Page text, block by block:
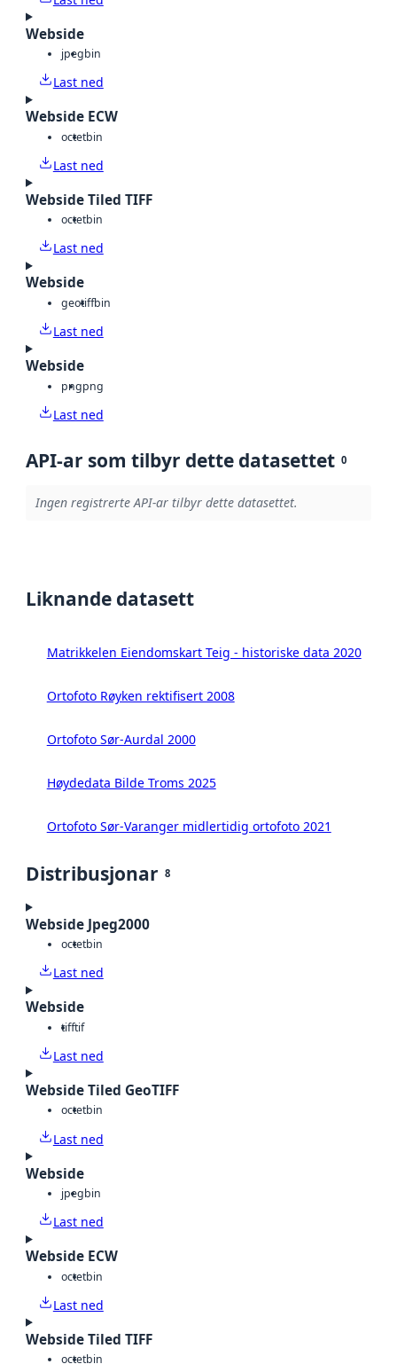
Webside
jpegbin
Last ned
Webside ECW
octetbin
Last ned
Webside Tiled TIFF
octetbin
Last ned
Webside
geotiffbin
Last ned
Webside
pngpng
Last ned
API-ar som tilbyr dette datasettet 0
Ingen registrerte API-ar tilbyr dette datasettet.
Liknande datasett
Matrikkelen Eiendomskart Teig - historiske data 2020
Ortofoto Røyken rektifisert 2008
Ortofoto Sør-Aurdal 2000
Høydedata Bilde Troms 2025
Ortofoto Sør-Varanger midlertidig ortofoto 2021
Distribusjonar 8
Webside Jpeg2000
octetbin
Last ned
Webside
tifftif
Last ned
Webside Tiled GeoTIFF
octetbin
Last ned
Webside
jpegbin
Last ned
Webside ECW
octetbin
Last ned
Webside Tiled TIFF
octetbin